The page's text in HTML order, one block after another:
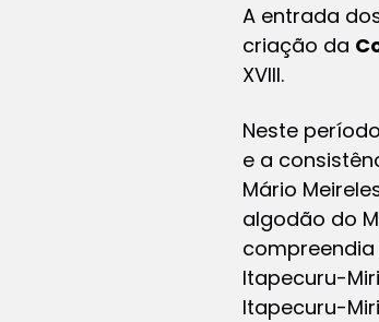
A entrada
criação da
XVIII.
Neste
e a
Mário
algodão do
Itapecuru-
Itapecuru-